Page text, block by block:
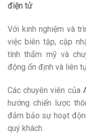
điện tử
Với kinh nghiệm và
việc biên tập, cập
tính thẩm mỹ và
động ổn định và liên
Các chuyên viên của
hướng chiến lược
đảm bảo sự hoạt
quý khách.